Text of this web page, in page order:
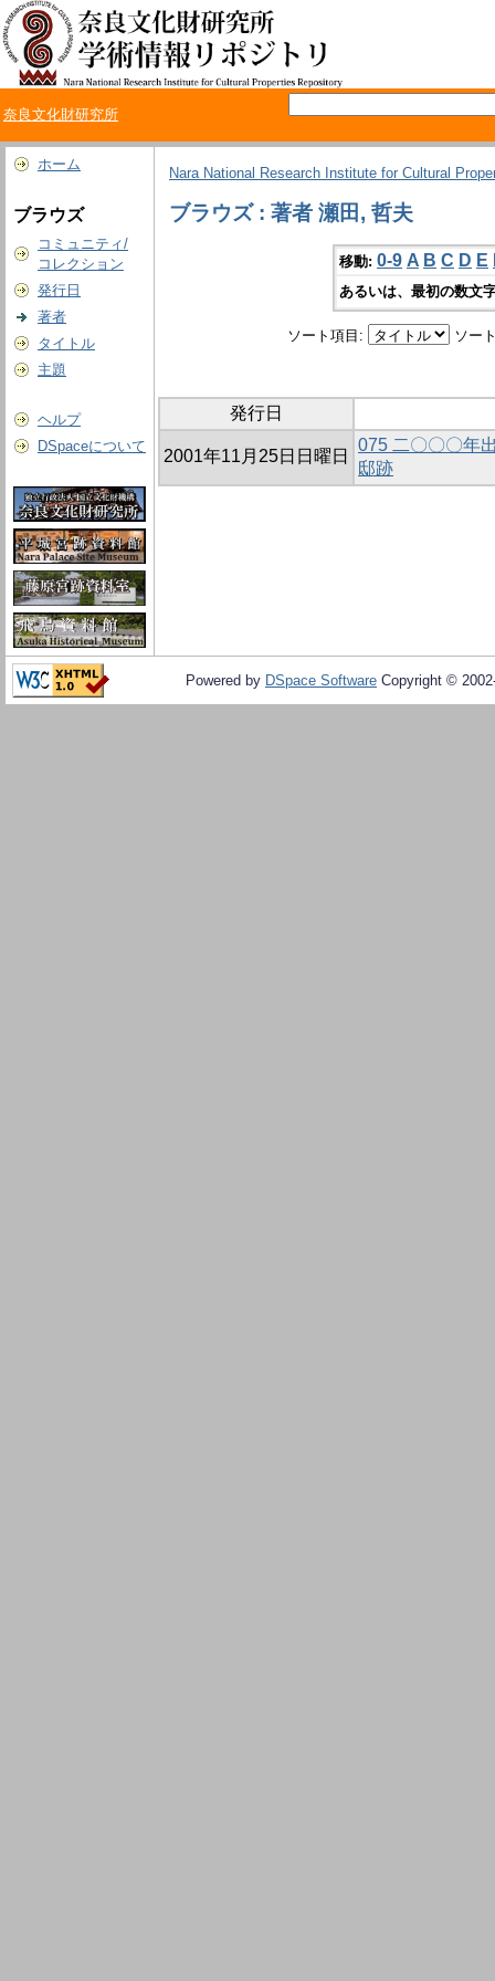
奈良文化財研究所
ホーム
ブラウズ
コミュニティ/
コレクション
発行日
著者
タイトル
主題
ヘルプ
DSpaceについて
Nara National Research Institute for Cultural
ブラウズ : 著者 瀬田, 哲夫
移動: 0-9 A B C D E
あるいは、最初の数文
ソート項目: ソー
発行日
2001年11月25日日曜日
075 二〇〇〇年
邸跡
Powered by DSpace Software Copyright ©